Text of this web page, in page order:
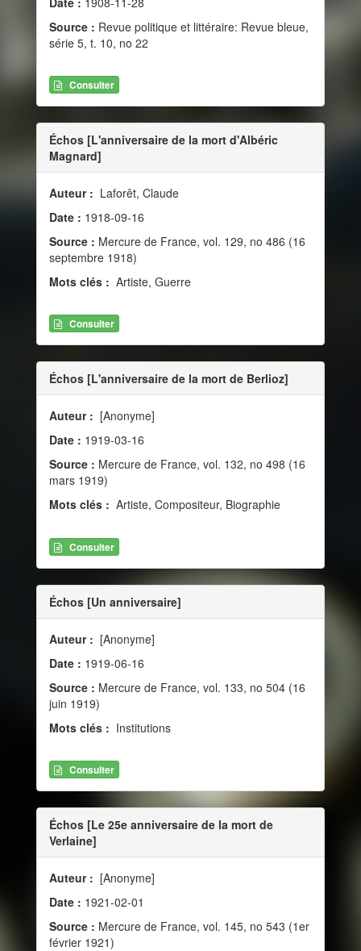
Source : Revue politique et littéraire: Revue bleue,
série 5, t. 10, no 22
Consulter
Échos [L'anniversaire de la mort d'Albéric
Magnard]
Auteur : Laforêt, Claude
Date : 1918-09-16
Source : Mercure de France, vol. 129, no 486 (16
septembre 1918)
Mots clés : Artiste, Guerre
Consulter
Échos [L'anniversaire de la mort de Berlioz]
Auteur : [Anonyme]
Date : 1919-03-16
Source : Mercure de France, vol. 132, no 498 (16
mars 1919)
Mots clés : Artiste, Compositeur, Biographie
Consulter
Échos [Un anniversaire]
Auteur : [Anonyme]
Date : 1919-06-16
Source : Mercure de France, vol. 133, no 504 (16
juin 1919)
Mots clés : Institutions
Consulter
Échos [Le 25e anniversaire de la mort de
Verlaine]
Auteur : [Anonyme]
Date : 1921-02-01
Source : Mercure de France, vol. 145, no 543 (1er
février 1921)